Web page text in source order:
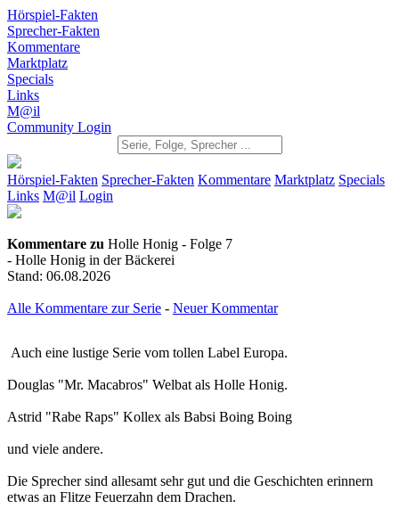
Hörspiel-Fakten
Sprecher-Fakten
Kommentare
Marktplatz
Specials
Links
M@il
Community Login
Hörspiel-Fakten Sprecher-Fakten Kommentare Marktplatz Specials
Links M@il Login
Kommentare zu Holle Honig - Folge 7
- Holle Honig in der Bäckerei
Stand: 06.08.2026
Alle Kommentare zur Serie - Neuer Kommentar
Auch eine lustige Serie vom tollen Label Europa.
Douglas "Mr. Macabros" Welbat als Holle Honig.
Astrid "Rabe Raps" Kollex als Babsi Boing Boing
und viele andere.
Die Sprecher sind allesamt sehr gut und die Geschichten erinnern
etwas an Flitze Feuerzahn dem Drachen.